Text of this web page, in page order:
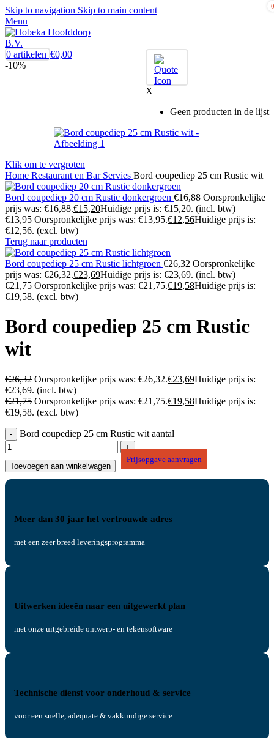
Skip to navigation Skip to main content
Menu
0
X
Geen producten in de lijst
0 artikelen €0,00
-10%
Klik om te vergroten
Home Restaurant en Bar Servies Bord coupediep 25 cm Rustic wit
Bord coupediep 20 cm Rustic donkergroen €16,88 Oorspronkelijke
prijs was: €16,88.€15,20Huidige prijs is: €15,20. (incl. btw)
€13,95 Oorspronkelijke prijs was: €13,95.€12,56Huidige prijs is:
€12,56. (excl. btw)
Terug naar producten
Bord coupediep 25 cm Rustic lichtgroen €26,32 Oorspronkelijke
prijs was: €26,32.€23,69Huidige prijs is: €23,69. (incl. btw)
€21,75 Oorspronkelijke prijs was: €21,75.€19,58Huidige prijs is:
€19,58. (excl. btw)
Bord coupediep 25 cm Rustic
wit
€26,32 Oorspronkelijke prijs was: €26,32.€23,69Huidige prijs is:
€23,69. (incl. btw)
€21,75 Oorspronkelijke prijs was: €21,75.€19,58Huidige prijs is:
€19,58. (excl. btw)
Bord coupediep 25 cm Rustic wit aantal
Toevoegen aan winkelwagen
Prijsopgave aanvragen
Meer dan 30 jaar het vertrouwde adres
met een zeer breed leveringsprogramma
Uitwerken ideeën naar een uitgewerkt plan
met onze uitgebreide ontwerp- en tekensoftware
Technische dienst voor onderhoud & service
voor een snelle, adequate & vakkundige service